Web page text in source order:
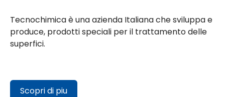
Tecnochimica è una azienda Italiana che sviluppa e
produce, prodotti speciali per il trattamento delle
superfici.
Scopri di piu